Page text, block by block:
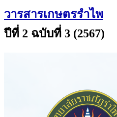
วารสารเกษตรรำไพ
ปีที่ 2 ฉบับที่ 3 (2567)